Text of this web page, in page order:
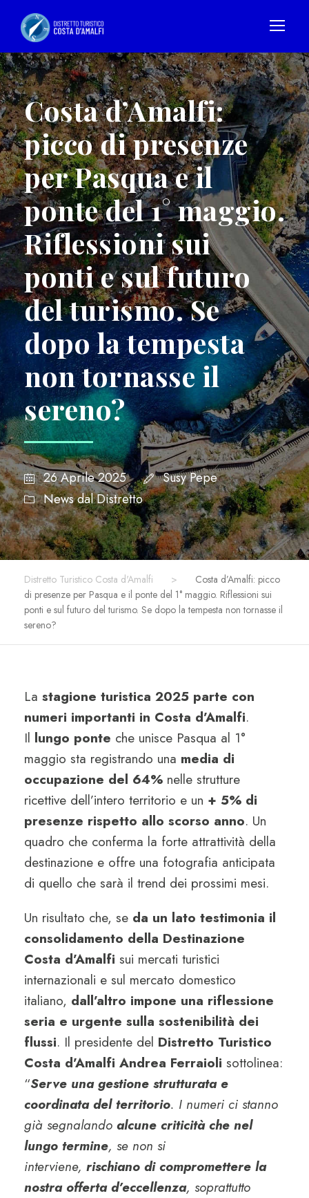
Costa d’Amalfi:
picco di presenze
per Pasqua e il
ponte del 1° maggio.
Riflessioni sui
ponti e sul futuro
del turismo. Se
dopo la tempesta
non tornasse il
sereno?
26 Aprile 2025
Susy Pepe
News dal Distretto
Distretto Turistico Costa d'Amalfi >
Costa d’Amalfi: picco
di presenze per Pasqua e il ponte del 1° maggio. Riflessioni sui
ponti e sul futuro del turismo. Se dopo la tempesta non tornasse il
sereno?
La stagione turistica 2025 parte con
numeri importanti in Costa d’Amalfi.
Il lungo ponte che unisce Pasqua al 1°
maggio sta registrando una media di
occupazione del 64% nelle strutture
ricettive dell’intero territorio e un + 5% di
presenze rispetto allo scorso anno. Un
quadro che conferma la forte attrattività della
destinazione e offre una fotografia anticipata
di quello che sarà il trend dei prossimi mesi.
Un risultato che, se da un lato testimonia il
consolidamento della Destinazione
Costa d’Amalfi sui mercati turistici
internazionali e sul mercato domestico
italiano, dall’altro impone una riflessione
seria e urgente sulla sostenibilità dei
flussi. Il presidente del Distretto Turistico
Costa d’Amalfi Andrea Ferraioli sottolinea:
“Serve una gestione strutturata e
coordinata del territorio. I numeri ci stanno
già segnalando alcune criticità che nel
lungo termine, se non si
interviene, rischiano di compromettere la
nostra offerta d’eccellenza, soprattutto